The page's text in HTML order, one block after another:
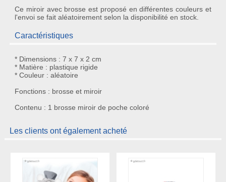
Ce miroir avec brosse est proposé en différentes couleurs et
l'envoi se fait aléatoirement selon la disponibilité en stock.
Caractéristiques
* Dimensions : 7 x 7 x 2 cm
* Matière : plastique rigide
* Couleur : aléatoire
Fonctions : brosse et miroir
Contenu : 1 brosse miroir de poche coloré
Les clients ont également acheté